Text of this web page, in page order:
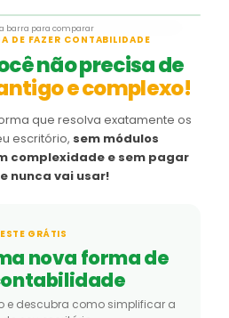
Depois
barra para comparar
DE FAZER CONTABILIDADE
não precisa de
e complexo!
que resolva exatamente os
escritório, sem módulos
complexidade e sem pagar
nunca vai usar!
GRÁTIS
nova forma de
e descubra como simplificar a